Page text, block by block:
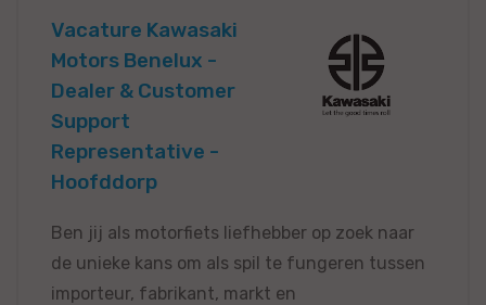
Vacature Kawasaki
Motors Benelux -
Dealer & Customer
Support
Representative -
Hoofddorp
Ben jij als motorfiets liefhebber op zoek naar
de unieke kans om als spil te fungeren tussen
importeur, fabrikant, markt en